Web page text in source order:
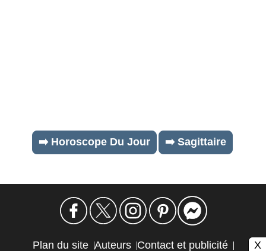
➡️ Horoscope Du Jour ➡️ Sagittaire
Plan du site Auteurs Contact et publicité X